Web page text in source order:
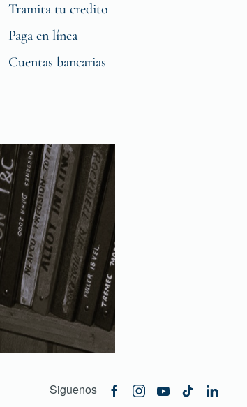
Tramita tu credito
Paga en línea
Cuentas bancarias
Siguenos